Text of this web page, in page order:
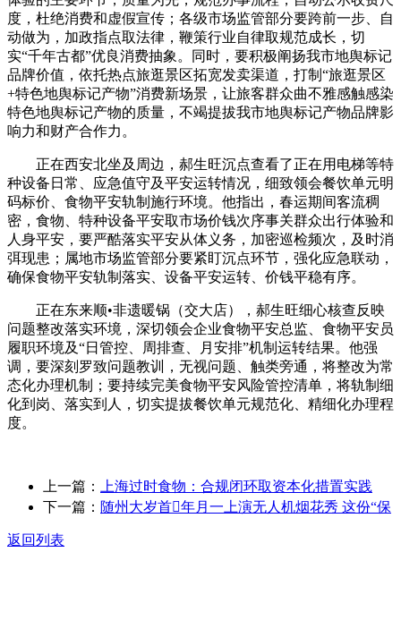
度，杜绝消费和虚假宣传；各级市场监管部分要跨前一步、自
动做为，加政指点取法律，鞭策行业自律取规范成长，切
实“千年古都”优良消费抽象。同时，要积极阐扬我市地舆标记
品牌价值，依托热点旅逛景区拓宽发卖渠道，打制“旅逛景区
+特色地舆标记产物”消费新场景，让旅客群众曲不雅感触感染
特色地舆标记产物的质量，不竭提拔我市地舆标记产物品牌影
响力和财产合作力。
正在西安北坐及周边，郝生旺沉点查看了正在用电梯等特
种设备日常、应急值守及平安运转情况，细致领会餐饮单元明
码标价、食物平安轨制施行环境。他指出，春运期间客流稠
密，食物、特种设备平安取市场价钱次序事关群众出行体验和
人身平安，要严酷落实平安从体义务，加密巡检频次，及时消
弭现患；属地市场监管部分要紧盯沉点环节，强化应急联动，
确保食物平安轨制落实、设备平安运转、价钱平稳有序。
正在东来顺•非遗暖锅（交大店），郝生旺细心核查反映
问题整改落实环境，深切领会企业食物平安总监、食物平安员
履职环境及“日管控、周排查、月安排”机制运转结果。他强
调，要深刻罗致问题教训，无视问题、触类旁通，将整改为常
态化办理机制；要持续完美食物平安风险管控清单，将轨制细
化到岗、落实到人，切实提拔餐饮单元规范化、精细化办理程
度。
上一篇：
上海过时食物：合规闭环取资本化措置实践
下一篇： 随州大岁首年月一上演无人机烟花秀 这份“保
返回列表